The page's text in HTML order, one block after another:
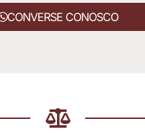
CONVERSE CONOSCO